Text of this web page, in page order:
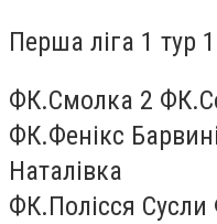
Перша ліга 1 тур
ФК.Смолка 2
ФК.Фенікс
Наталівка
ФК.Полісся Сусли